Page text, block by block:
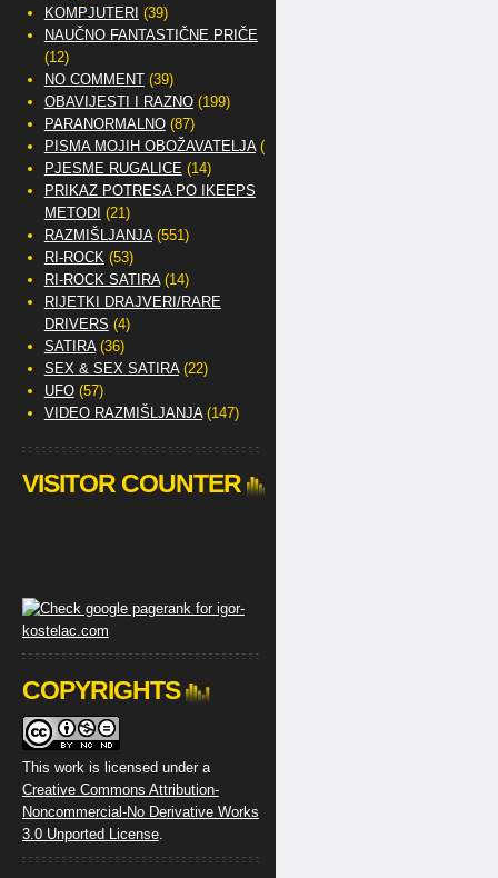
KOMPJUTERI (39)
NAUČNO FANTASTIČNE PRIČE
(12)
NO COMMENT(39)
OBAVIJESTI I RAZNO(199)
PARANORMALNO(87)
PISMA MOJIH OBOŽAVATELJA(2)
PJESME RUGALICE (14)
PRIKAZ POTRESA PO IKEEPS
METODI (21)
RAZMIŠLJANJA(551)
RI-ROCK(53)
RI-ROCK SATIRA(14)
RIJETKI DRAJVERI/RARE
DRIVERS (4)
SATIRA(36)
SEX & SEX SATIRA(22)
UFO(57)
VIDEO RAZMIŠLJANJA(147)
VISITOR COUNTER
COPYRIGHTS
This work is licensed under a
Creative Commons Attribution-
Noncommercial-No Derivative Works
3.0 Unported License.